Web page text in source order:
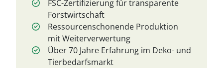
FSC-Zertifizierung für transparente
Forstwirtschaft
Ressourcenschonende Produktion
mit Weiterverwertung
Über 70 Jahre Erfahrung im Deko- und
Tierbedarfsmarkt